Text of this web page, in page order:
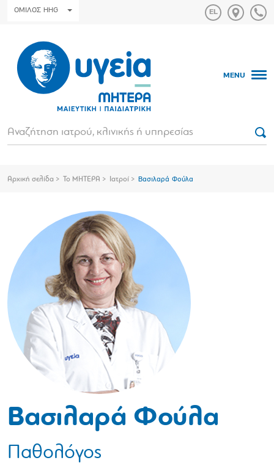
ΟΜΙΛΟΣ HHG
MENU
Αρχική σελίδα Το ΜΗΤΕΡΑ Ιατροί Βασιλαρά Φούλα
Βασιλαρά Φούλα
Παθολόγος